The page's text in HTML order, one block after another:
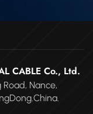
CABLE Co., Ltd.
Road, Nance,